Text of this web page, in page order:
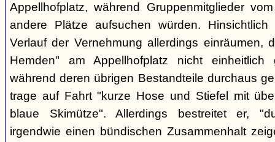
Appellhofplatz, während Gruppenmitglieder
andere Plätze aufsuchen würden.
Verlauf der Vernehmung allerdings einräumen,
Hemden" am Appellhofplatz nicht einheitlich
während deren übrigen Bestandteile durchaus
trage auf Fahrt "kurze Hose und Stiefel mit
blaue Skimütze". Allerdings bestreitet er,
irgendwie einen bündischen Zusammenhalt